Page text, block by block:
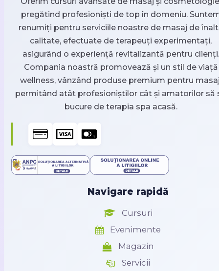
pregătind profesioniști de top în domeniu.
renumiți pentru serviciile noastre de masaj de
calitate, efectuate de terapeuți experimentați,
asigurând o experiență revitalizantă pentru clienți.
Compania noastră promovează și un stil de viață
wellness, vânzând produse premium pentru
permitând atât profesioniștilor cât și amatorilor să
bucure de terapia spa acasă.
Navigare rapidă
Cursuri
Evenimente
Magazin
Servicii